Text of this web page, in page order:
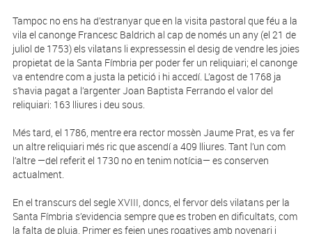
Tampoc no ens ha d’estranyar que en la visita pastoral que féu a la
vila el canonge Francesc Baldrich al cap de només un any (el 21 de
juliol de 1753) els vilatans li expressessin el desig de vendre les joies
propietat de la Santa Fímbria per poder fer un reliquiari; el canonge
va entendre com a justa la petició i hi accedí. L’agost de 1768 ja
s’havia pagat a l’argenter Joan Baptista Ferrando el valor del
reliquiari: 163 lliures i deu sous.
Més tard, el 1786, mentre era rector mossèn Jaume Prat, es va fer
un altre reliquiari més ric que ascendí a 409 lliures. Tant l’un com
l’altre —del referit el 1730 no en tenim notícia— es conserven
actualment.
En el transcurs del segle XVIII, doncs, el fervor dels vilatans per la
Santa Fímbria s’evidencia sempre que es troben en dificultats, com
la falta de pluja. Primer es feien unes rogatives amb novenari i